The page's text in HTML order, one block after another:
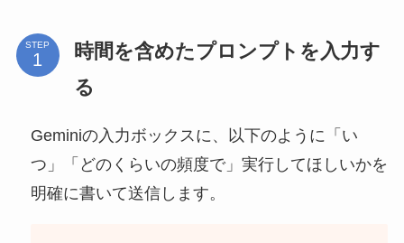
STEP
時間を含めたプロンプトを入力す
る
Geminiの入力ボックスに、以下のように「い
つ」「どのくらいの頻度で」実行してほしいかを
明確に書いて送信します。